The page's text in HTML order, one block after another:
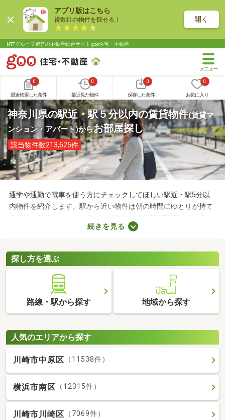
アプリ版はこちら
複数社の物件を探せる！ 開く
NTTグループ運営の不動産総合サイト goo住宅・不動産
0
最近検索した条件
0
最近見た物件
0
保存した条件
0
お気に入り
神奈川県の駅近・駅５分以内の賃貸物件(賃貸マ
ンション・アパート)からお部屋探し
該当物件数213,625件
通学や通勤で電車を使う方にチェックしてほしい駅近・駅5分以
内物件を紹介します。駅から近い物件は朝の時間にゆとりが持て
るだけでなく、スーパーやコンビニなどの店舗が充実しているこ
とも魅力。物件数も多いので、間取りや家賃などから自由に選べ
ょう。
続きを見る
探し方を選ぶ
路線・駅から探す 地域から探す
人気のエリアから探す
川崎市中原区 （11538件）
横浜市南区 （12315件）
川崎市川崎区 （7069件）